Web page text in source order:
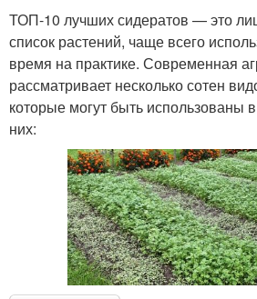
ТОП-10 лучших сидератов — это
список растений, чаще всего
время на практике. Современная
рассматривает несколько сотен
которые могут быть использованы
них: